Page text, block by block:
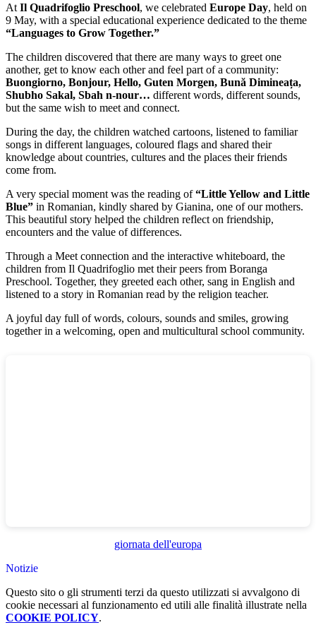
At Il Quadrifoglio Preschool, we celebrated Europe Day, held on
9 May, with a special educational experience dedicated to the theme
“Languages to Grow Together.”
The children discovered that there are many ways to greet one
another, get to know each other and feel part of a community:
Buongiorno, Bonjour, Hello, Guten Morgen, Bună Dimineața,
Shubho Sakal, Sbah n-nour… different words, different sounds,
but the same wish to meet and connect.
During the day, the children watched cartoons, listened to familiar
songs in different languages, coloured flags and shared their
knowledge about countries, cultures and the places their friends
come from.
A very special moment was the reading of“Little Yellow and Little
Blue” in Romanian, kindly shared by Gianina, one of our mothers.
This beautiful story helped the children reflect on friendship,
encounters and the value of differences.
Through a Meet connection and the interactive whiteboard, the
children from Il Quadrifoglio met their peers from Boranga
Preschool. Together, they greeted each other, sang in English and
listened to a story in Romanian read by the religion teacher.
A joyful day full of words, colours, sounds and smiles, growing
together in a welcoming, open and multicultural school community.
giornata dell'europa
Notizie
Questo sito o gli strumenti terzi da questo utilizzati si avvalgono di
cookie necessari al funzionamento ed utili alle finalità illustrate nella
COOKIE POLICY.